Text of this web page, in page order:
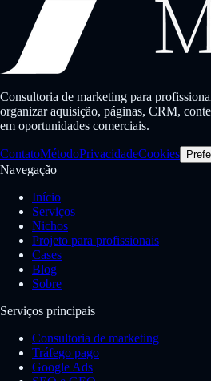
Consultoria de marketing para
organizar aquisição, páginas, CRM,
em oportunidades comerciais.
ContatoMétodoPrivacidadeCookies
Navegação
Início
Serviços
Nichos
Projeto para profissionais
Cases
Blog
Sobre
Serviços principais
Consultoria de marketing
Tráfego pago
Google Ads